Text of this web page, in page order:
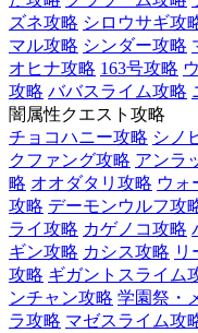
ズネ攻略 シロウサギ攻
マル攻略 シンダー攻略
オヒナ攻略 163号攻略
攻略 ババスライム攻略
闇属性クエスト攻略
チョコハニー攻略 シノ
クファング攻略 アンラ
略 オオダタリ攻略 ウォ
攻略 デーモンウルフ攻
ライ攻略 カゲノコ攻略
ギン攻略 カシス攻略 リ
攻略 ギガントスライム
ンチャン攻略 学園祭・
ラ攻略 マゼスライム攻